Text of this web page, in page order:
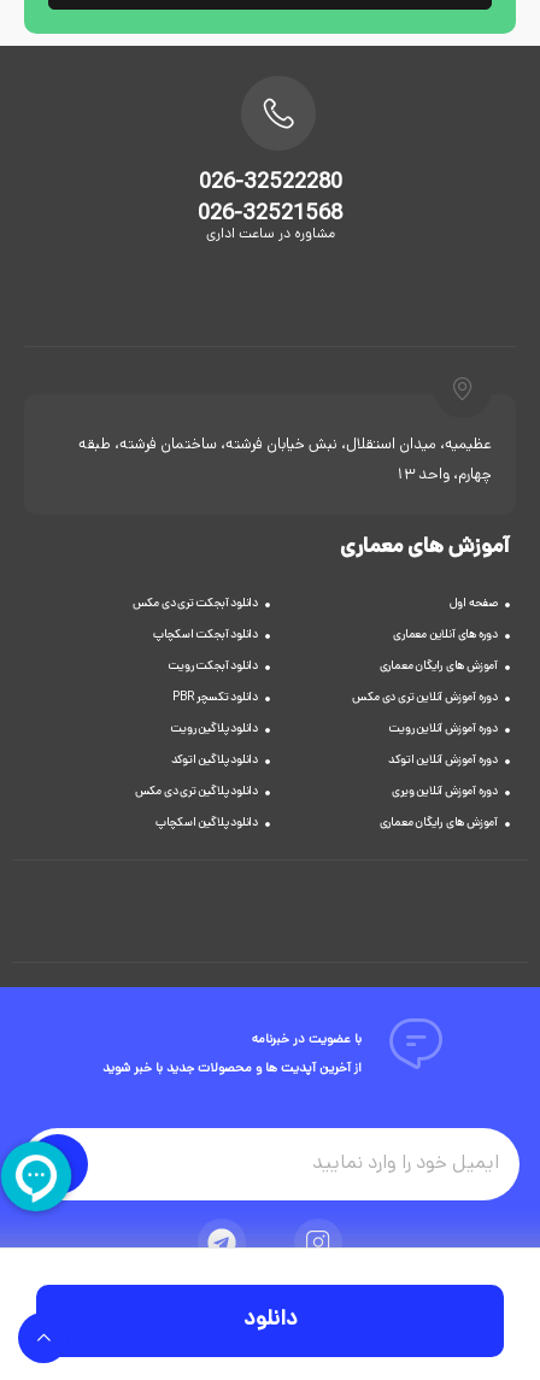
دانلود
026-32522280
026-32521568
مشاوره در ساعت اداری
عظیمیه، میدان استقلال، نبش خیابان فرشته، ساختمان فرشته، طبقه
چهارم، واحد 13
آموزش های معماری
صفحه اول
دوره های آنلاین معماری
آموزش های رایگان معماری
دوره آموزش آنلاین تری دی مکس
دوره آموزش آنلاین رویت
دوره آموزش آنلاین اتوکد
دوره آموزش آنلاین ویری
آموزش های رایگان معماری
دانلود آبجکت تری دی مکس
دانلود آبجکت اسکچاپ
دانلود آبجکت رویت
دانلود تکسچر PBR
دانلود پلاگین رویت
دانلود پلاگین اتوکد
دانلود پلاگین تری دی مکس
دانلود پلاگین اسکچاپ
با عضویت در خبرنامه
از آخرین آپدیت ها و محصولات جدید با خبر شوید
تمامی حقوق مادی و معنوی این وبسایت متعلق به شرکت ویوید ویژوال است.